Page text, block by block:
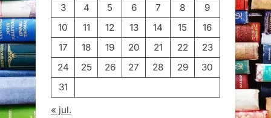
3
4 5 6 7 8
9
10
11 12 13 14 15
16
17
18 19 20 21 22
23
24
25 26 27 28 29
30
31
« jul.